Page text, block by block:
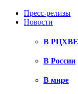
Пресс-релизы
Новости
В РЦХВЕ
В России
В мире